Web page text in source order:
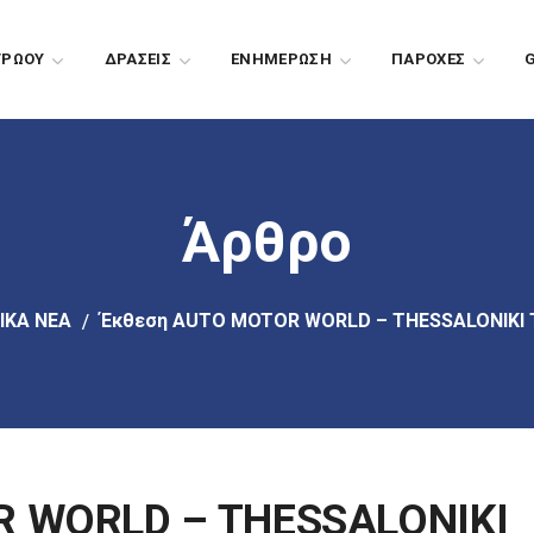
ΔΡΑΣΕΙΣ EΝΗΜΕΡΩΣΗ ΠΑΡΟΧΕΣ
Άρθρο
ΝΕΑ Έκθεση AUTO MOTOR WORLD –
– THESSALONIKI